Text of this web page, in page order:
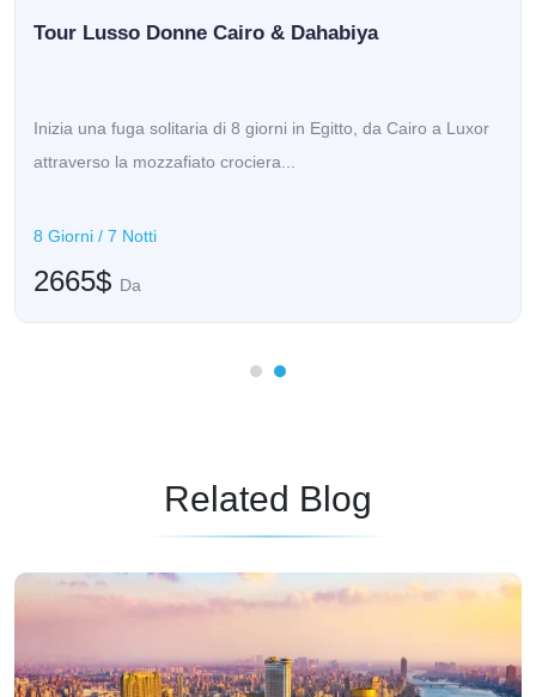
Tour Lusso Donne Cairo & Dahabiya
Inizia una fuga solitaria di 8 giorni in Egitto, da Cairo a Luxor
attraverso la mozzafiato crociera...
8 Giorni / 7 Notti
2665$ Da
Related Blog